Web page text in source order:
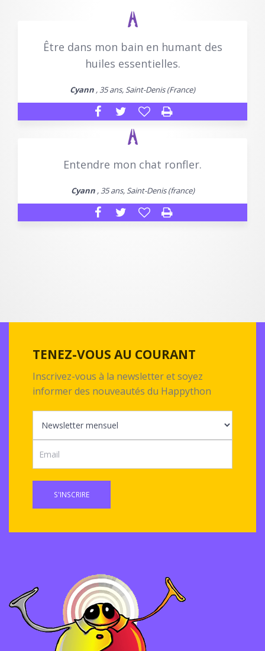
Être dans mon bain en humant des
huiles essentielles.
Cyann , 35 ans, Saint-Denis (France)
Entendre mon chat ronfler.
Cyann, 35 ans, Saint-Denis (france)
TENEZ-VOUS AU COURANT
Inscrivez-vous à la newsletter et soyez
informer des nouveautés du Happython
S'INSCRIRE